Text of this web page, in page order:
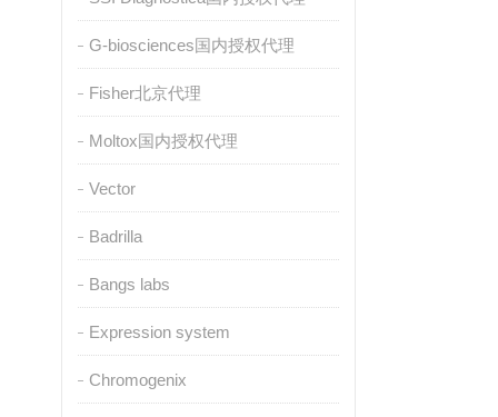
G-biosciences国内授权代理
Fisher北京代理
Moltox国内授权代理
Vector
Badrilla
Bangs labs
Expression system
Chromogenix